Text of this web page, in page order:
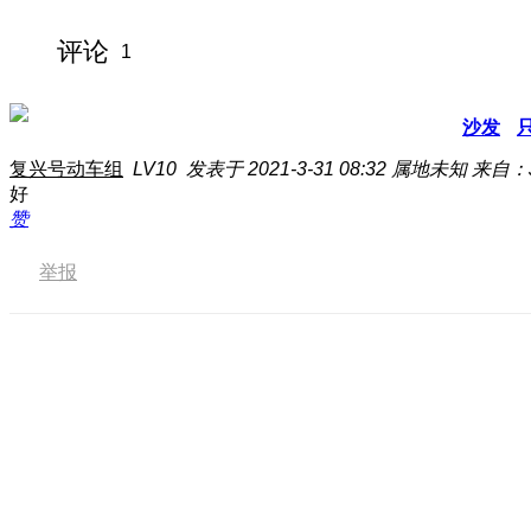
评论 1
沙发
复兴号动车组 LV10 发表于 2021-3-31 08:32 属地未知 来自
好
赞
举报